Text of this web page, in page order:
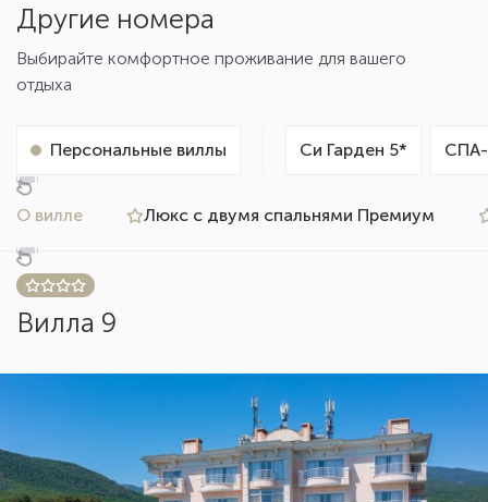
Другие номера
Выбирайте комфортное проживание для вашего
отдыха
Персональные виллы Си Гарден 5* СПА-
О вилле Люкс с двумя спальнями Премиум
Вилла 9